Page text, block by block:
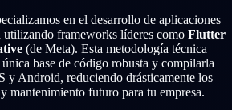
en el desarrollo de aplicaciones
frameworks líderes como Flutter
(de Meta). Esta metodología técnica
base de código robusta y compilarla
y Android, reduciendo drásticamente los
mantenimiento futuro para tu empresa.